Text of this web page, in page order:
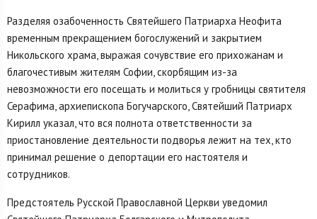
Разделяя озабоченность Святейшего Патриарха Неофита
временным прекращением богослужений и закрытием
Никольского храма, выражая сочувствие его прихожанам и
благочестивым жителям Софии, скорбящим из-за
невозможности его посещать и молиться у гробницы святителя
Серафима, архиепископа Богучарского, Святейший Патриарх
Кирилл указал, что вся полнота ответственности за
приостановление деятельности подворья лежит на тех, кто
принимал решение о депортации его настоятеля и
сотрудников.
Предстоятель Русской Православной Церкви уведомил